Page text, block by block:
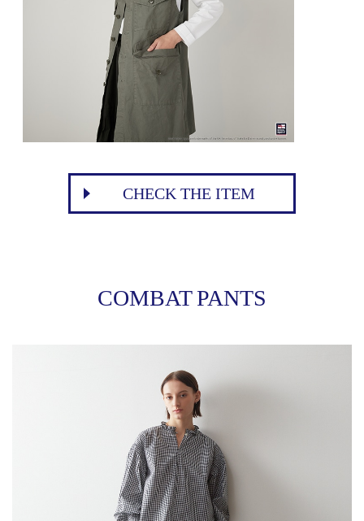
CHECK THE ITEM
COMBAT PANTS